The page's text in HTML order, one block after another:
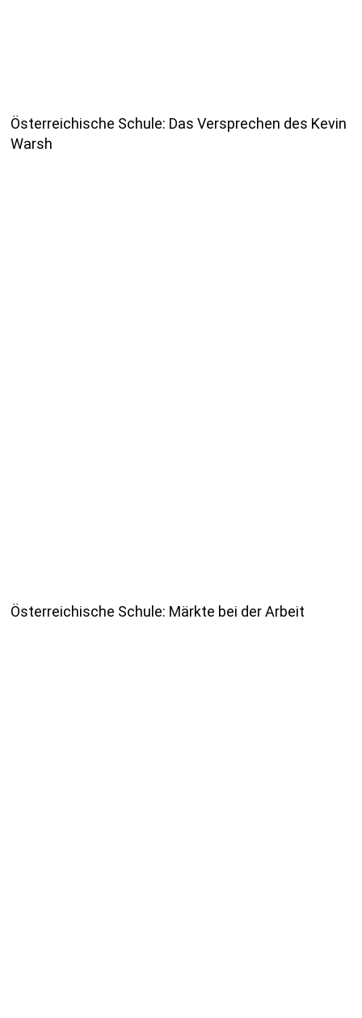
Österreichische Schule: Das Versprechen des Kevin
Warsh
Österreichische Schule: Märkte bei der Arbeit